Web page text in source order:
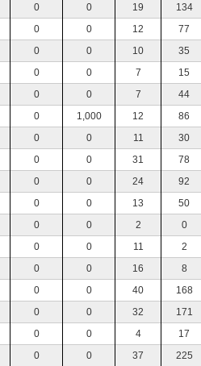
0 0 19 134
0 0 12 77
0 0 10 35
0 0 7 15
0 0 7 44
0 1,000 12 86
0 0 11 30
0 0 31 78
0 0 24 92
0 0 13 50
0 0 2 0
0 0 11 2
0 0 16 8
0 0 40 168
0 0 32 171
0 0 4 17
0 0 37 225